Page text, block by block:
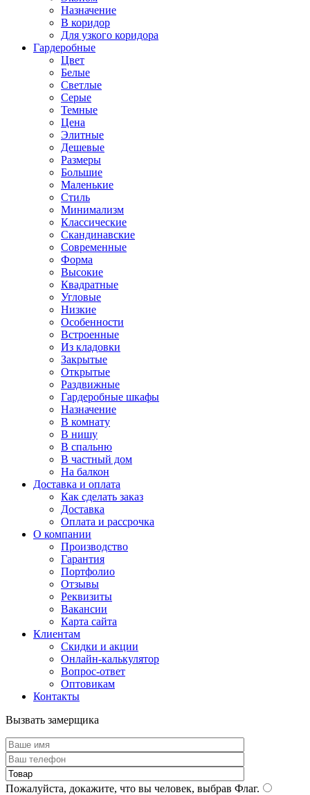
Назначение
В коридор
Для узкого коридора
Гардеробные
Цвет
Белые
Светлые
Серые
Темные
Цена
Элитные
Дешевые
Размеры
Большие
Маленькие
Стиль
Минимализм
Классические
Скандинавские
Современные
Форма
Высокие
Квадратные
Угловые
Низкие
Особенности
Встроенные
Из кладовки
Закрытые
Открытые
Раздвижные
Гардеробные шкафы
Назначение
В комнату
В нишу
В спальню
В частный дом
На балкон
Доставка и оплата
Как сделать заказ
Доставка
Оплата и рассрочка
О компании
Производство
Гарантия
Портфолио
Отзывы
Реквизиты
Вакансии
Карта сайта
Клиентам
Скидки и акции
Онлайн-калькулятор
Вопрос-ответ
Оптовикам
Контакты
Вызвать замерщика
Пожалуйста, докажите, что вы человек, выбрав Флаг.